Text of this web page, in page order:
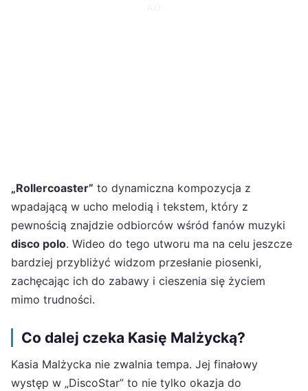
„Rollercoaster” to dynamiczna kompozycja z
wpadającą w ucho melodią i tekstem, który z
pewnością znajdzie odbiorców wśród fanów muzyki
disco polo. Wideo do tego utworu ma na celu jeszcze
bardziej przybliżyć widzom przesłanie piosenki,
zachęcając ich do zabawy i cieszenia się życiem
mimo trudności.
Co dalej czeka Kasię Malżycką?
Kasia Malżycka nie zwalnia tempa. Jej finałowy
występ w „DiscoStar” to nie tylko okazja do